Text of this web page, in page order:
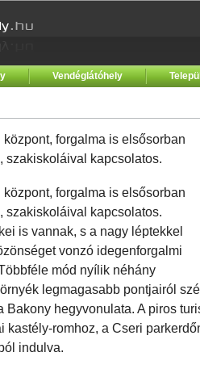
Vendéglátóhely
forgalma is elsősorban
szakiskoláival kapcsolatos.
forgalma is elsősorban
szakiskoláival kapcsolatos.
is vannak, s a nagy léptekkel
vonzó idegenforgalmi
mód nyílik néhány
legmagasabb pontjairól
Bakony hegyvonulata. A piros
kastély-romhoz, a Cseri
indulva.